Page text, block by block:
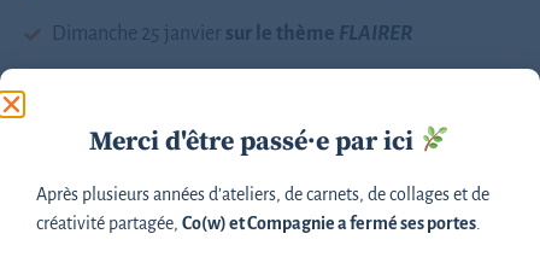
Dimanche 25 janvier sur le thème FLAIRER
De 17h à 18h30
En ligne, sur Zoom
Groupe limité (3 à 8 personnes) pour préserver l’intimité
Merci d'être passé·e par ici
Après plusieurs années d’ateliers, de carnets, de collages et de
créativité partagée, Co(w) et Compagnie a fermé ses portes